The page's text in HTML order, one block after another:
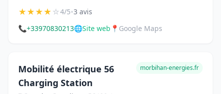
★★★★☆4/5•3 avis
📞+33970830213🌐Site web 📍 Google Maps
Mobilité électrique 56
Charging Station
morbihan-energies.fr